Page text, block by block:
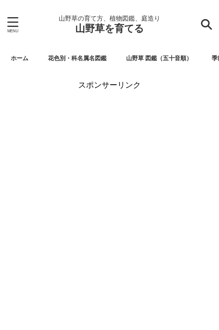
山野草の育て方、植物図鑑、庭造り
山野草を育てる
ホーム 花色別・科名属名図鑑 山野草 図鑑（五十音順） 季
スポンサーリンク